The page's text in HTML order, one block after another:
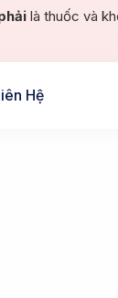
là thuốc và
Hệ